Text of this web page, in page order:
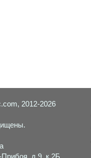
2012-2026
д.9, к.2Б